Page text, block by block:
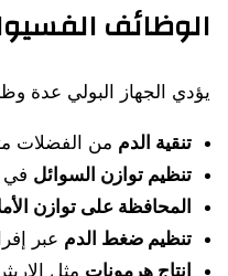
الوظائف
يؤدي الجهاز البولي عدة
تنقية الدم من الفضلات
تنظيم توازن السوائل في
المحافظة على توازن
تنظيم ضغط الدم عبر
إنتاج هرمونات مثل